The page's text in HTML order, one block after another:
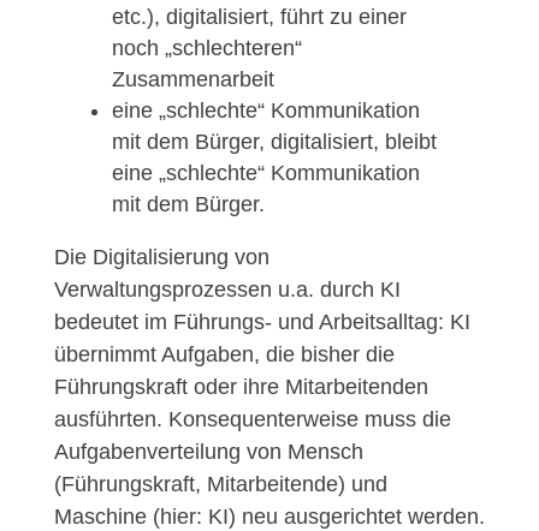
etc.), digitalisiert, führt zu einer
noch „schlechteren“
Zusammenarbeit
eine „schlechte“ Kommunikation
mit dem Bürger, digitalisiert, bleibt
eine „schlechte“ Kommunikation
mit dem Bürger.
Die Digitalisierung von
Verwaltungsprozessen u.a. durch KI
bedeutet im Führungs- und Arbeitsalltag: KI
übernimmt Aufgaben, die bisher die
Führungskraft oder ihre Mitarbeitenden
ausführten. Konsequenterweise muss die
Aufgabenverteilung von Mensch
(Führungskraft, Mitarbeitende) und
Maschine (hier: KI) neu ausgerichtet werden.